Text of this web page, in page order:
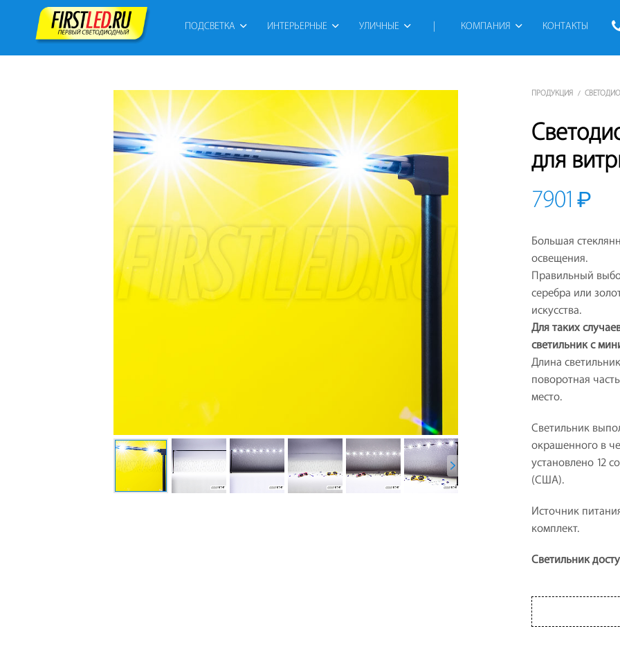
ПОДСВЕТКА ИНТЕРЬЕРНЫЕ УЛИЧНЫЕ КОМПАНИЯ КОНТАКТЫ
ПРОДУКЦИЯ /
для
7901 ₽
Большая
освещения.
Правильный
серебра или
искусства.
Для таких
светильник с
Длина
поворотная
место.
Светильник
окрашенного в
установлено 12
(США).
Источник
комплект.
Светильник